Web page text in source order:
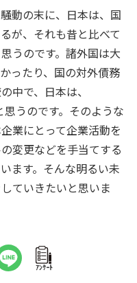
動の末に、日本は、国
が、それも昔と比べて
うのです。諸外国は大
ったり、国の対外債務
中で、日本は、
うのです。そのような
業にとって企業活動を
変更などを手当てする
ます。そんな明るい未
ていきたいと思いま
ｱﾝｹｰﾄ